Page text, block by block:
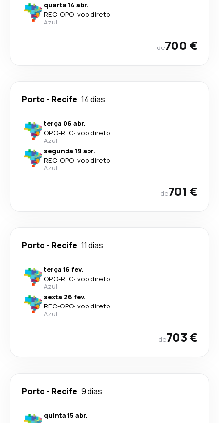
quarta 14 abr.
REC-OPO· voo direto
Azul
de700 €
Porto - Recife 14 dias
terça 06 abr.
OPO-REC· voo direto
Azul
segunda 19 abr.
REC-OPO· voo direto
Azul
de701 €
Porto - Recife 11 dias
terça 16 fev.
OPO-REC· voo direto
Azul
sexta 26 fev.
REC-OPO· voo direto
Azul
de703 €
Porto - Recife 9 dias
quinta 15 abr.